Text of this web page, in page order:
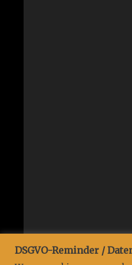
Copyright © 2026
DSGVO-Reminder /